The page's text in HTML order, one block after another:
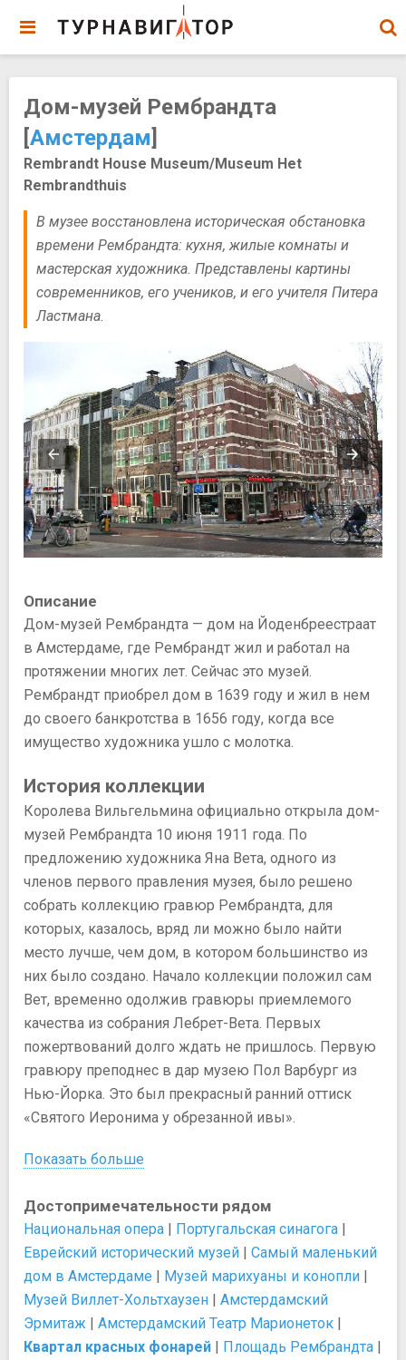
Дом-музей Рембрандта
[Амстердам]
Rembrandt House Museum/Museum Het
Rembrandthuis
В музее восстановлена историческая обстановка
времени Рембрандта: кухня, жилые комнаты и
мастерская художника. Представлены картины
современников, его учеников, и его учителя Питера
Ластмана.
Описание
Дом-музей Рембрандта — дом на Йоденбреестраат
в Амстердаме, где Рембрандт жил и работал на
протяжении многих лет. Сейчас это музей.
Рембрандт приобрел дом в 1639 году и жил в нем
до своего банкротства в 1656 году, когда все
имущество художника ушло с молотка.
История коллекции
Королева Вильгельмина официально открыла дом-
музей Рембрандта 10 июня 1911 года. По
предложению художника Яна Вета, одного из
членов первого правления музея, было решено
собрать коллекцию гравюр Рембрандта, для
которых, казалось, вряд ли можно было найти
место лучше, чем дом, в котором большинство из
них было создано. Начало коллекции положил сам
Вет, временно одолжив гравюры приемлемого
качества из собрания Лебрет-Вета. Первых
пожертвований долго ждать не пришлось. Первую
гравюру преподнес в дар музею Пол Варбург из
Нью-Йорка. Это был прекрасный ранний оттиск
«Святого Иеронима у обрезанной ивы».
Показать больше
Достопримечательности рядом
Национальная опера | Португальская синагога |
Еврейский исторический музей | Самый маленький
дом в Амстердаме | Музей марихуаны и конопли |
Музей Виллет-Хольтхаузен | Амстердамский
Эрмитаж | Амстердамский Театр Марионеток |
Квартал красных фонарей | Площадь Рембрандта |